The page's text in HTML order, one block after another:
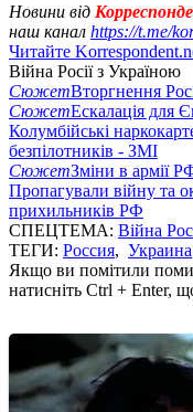
Новини від
наш канал https://t.me/
Читайте
Війна Росії з Україною
СюжетВторгнення
СюжетЕскалація для
Колумбійські
безпілотників - ЗМІ
СюжетЗміни в армії
Пропагували війну та
прихильників РФ
СПЕЦТЕМА: Війна
ТЕГИ: Россия, Украина
Якщо ви помітили
натисніть Ctrl + Enter,